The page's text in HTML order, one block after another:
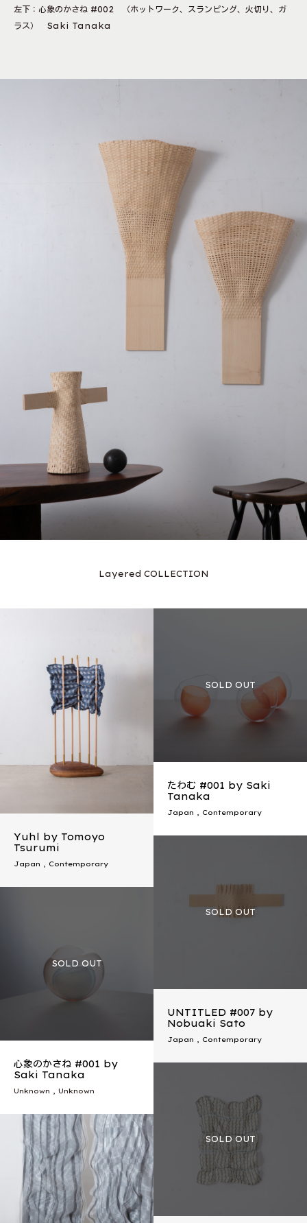
左下：心象のかさね #002 （ホットワーク、スランピング、火切り、ガ
ラス） Saki Tanaka
Layered COLLECTION
Yuhl by Tomoyo
Tsurumi
Japan , Contemporary
たわむ #001 by Saki
Tanaka
Japan , Contemporary
UNTITLED #007 by
Nobuaki Sato
Japan , Contemporary
心象のかさね #001 by
Saki Tanaka
Unknown , Unknown